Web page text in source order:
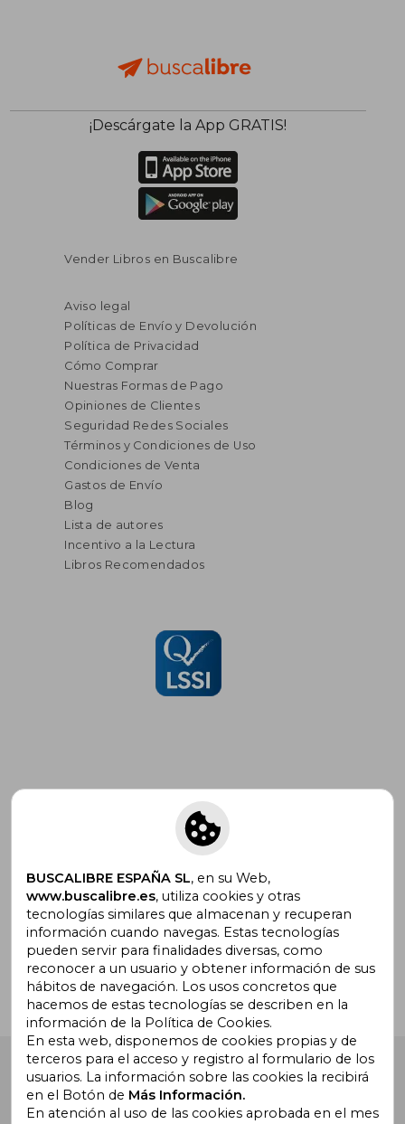
¡Descárgate la App GRATIS!
Vender Libros en Buscalibre
Aviso legal
Políticas de Envío y Devolución
Política de Privacidad
Cómo Comprar
Nuestras Formas de Pago
Opiniones de Clientes
Seguridad Redes Sociales
Términos y Condiciones de Uso
Condiciones de Venta
Gastos de Envío
Blog
Lista de autores
Incentivo a la Lectura
Libros Recomendados
Suscríbete para recibir ofertas y
promociones
¿Necesitas ayuda?
Ir a Centro de Soporte
Buscalibre España . Calle Energía, 65, Nave 3 (08940),
Cornellà de Llobregat, Barcelona. Derechos Reservados.
BUSCALIBRE ESPAÑA SL, en su Web,
www.buscalibre.es, utiliza cookies y otras
tecnologías similares que almacenan y recuperan
información cuando navegas. Estas tecnologías
pueden servir para finalidades diversas, como
reconocer a un usuario y obtener información de sus
hábitos de navegación. Los usos concretos que
hacemos de estas tecnologías se describen en la
información de la Política de Cookies.
En esta web, disponemos de cookies propias y de
terceros para el acceso y registro al formulario de los
usuarios. La información sobre las cookies la recibirá
en el Botón de Más Información.
En atención al uso de las cookies aprobada en el mes